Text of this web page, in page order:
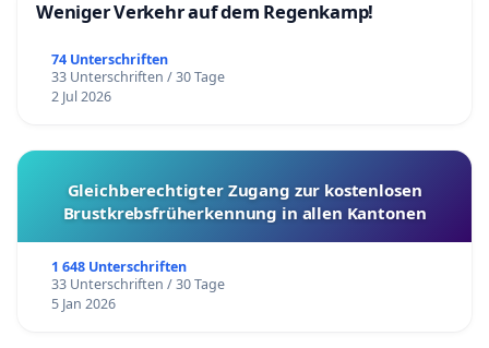
Weniger Verkehr auf dem Regenkamp!
74 Unterschriften
33 Unterschriften / 30 Tage
2 Jul 2026
Gleichberechtigter Zugang zur kostenlosen
Brustkrebsfrüherkennung in allen Kantonen
1 648 Unterschriften
33 Unterschriften / 30 Tage
5 Jan 2026